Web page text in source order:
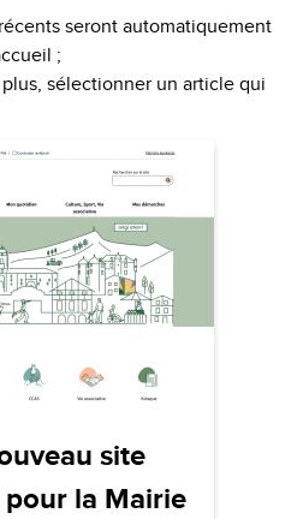
seront automatiquement
;
sélectionner un article qui
site
la Mairie